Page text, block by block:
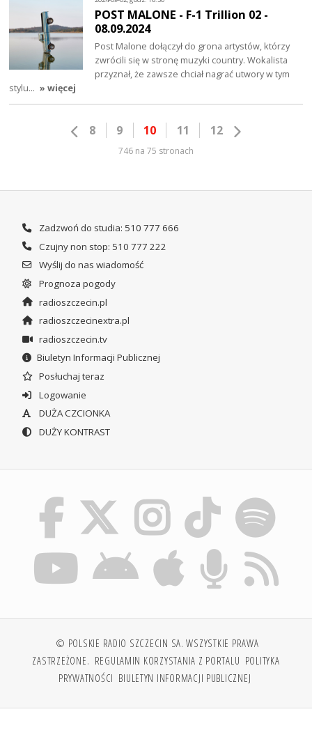
POST MALONE - F-1 Trillion 02 -
08.09.2024
Post Malone dołączył do grona artystów, którzy
zwrócili się w stronę muzyki country. Wokalista
przyznał, że zawsze chciał nagrać utwory w tym
stylu… » więcej
8 9 10 11 12
746 na 75 stronach
Zadzwoń do studia: 510 777 666
Czujny non stop: 510 777 222
Wyślij do nas wiadomość
Prognoza pogody
radioszczecin.pl
radioszczecinextra.pl
radioszczecin.tv
Biuletyn Informacji Publicznej
Posłuchaj teraz
Logowanie
DUŻA CZCIONKA
DUŻY KONTRAST
© POLSKIE RADIO SZCZECIN SA. WSZYSTKIE PRAWA
ZASTRZEŻONE. REGULAMIN KORZYSTANIA Z PORTALU POLITYKA
PRYWATNOŚCI BIULETYN INFORMACJI PUBLICZNEJ